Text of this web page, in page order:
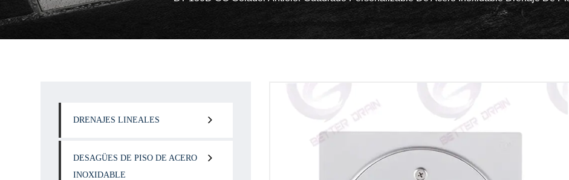
DRENAJES LINEALES
DESAGÜES DE PISO DE ACERO
INOXIDABLE